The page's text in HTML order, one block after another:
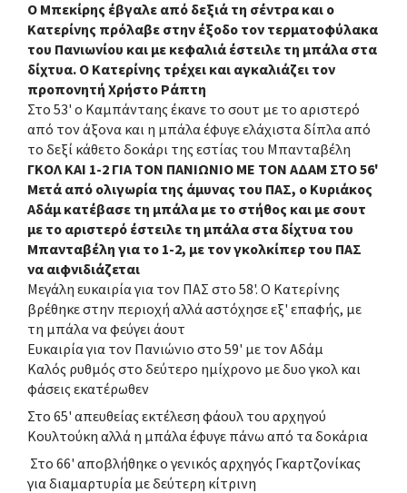
Ο Μπεκίρης έβγαλε από δεξιά τη σέντρα και ο
Κατερίνης πρόλαβε στην έξοδο τον τερματοφύλακα
του Πανιωνίου και με κεφαλιά έστειλε τη μπάλα στα
δίχτυα. Ο Κατερίνης τρέχει και αγκαλιάζει τον
προπονητή Χρήστο Ράπτη
Στο 53' ο Καμπάνταης έκανε το σουτ με το αριστερό
από τον άξονα και η μπάλα έφυγε ελάχιστα δίπλα από
το δεξί κάθετο δοκάρι της εστίας του Μπανταβέλη
ΓΚΟΛ ΚΑΙ 1-2 ΓΙΑ ΤΟΝ ΠΑΝΙΩΝΙΟ ΜΕ ΤΟΝ ΑΔΑΜ ΣΤΟ 56'
Μετά από ολιγωρία της άμυνας του ΠΑΣ, ο Κυριάκος
Αδάμ κατέβασε τη μπάλα με το στήθος και με σουτ
με το αριστερό έστειλε τη μπάλα στα δίχτυα του
Μπανταβέλη για το 1-2, με τον γκολκίπερ του ΠΑΣ
να αιφνιδιάζεται
Μεγάλη ευκαιρία για τον ΠΑΣ στο 58'. Ο Κατερίνης
βρέθηκε στην περιοχή αλλά αστόχησε εξ' επαφής, με
τη μπάλα να φεύγει άουτ
Ευκαιρία για τον Πανιώνιο στο 59' με τον Αδάμ
Καλός ρυθμός στο δεύτερο ημίχρονο με δυο γκολ και
φάσεις εκατέρωθεν
Στο 65' απευθείας εκτέλεση φάουλ του αρχηγού
Κουλτούκη αλλά η μπάλα έφυγε πάνω από τα δοκάρια
Στο 66' αποβλήθηκε ο γενικός αρχηγός Γκαρτζονίκας
για διαμαρτυρία με δεύτερη κίτρινη